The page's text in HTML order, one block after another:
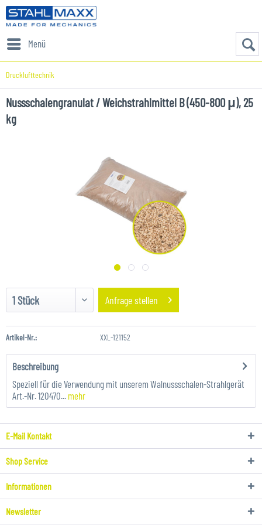
Menü
Drucklufttechnik
Nussschalengranulat / Weichstrahlmittel B (450-800 μ), 25
kg
Anfrage stellen
Artikel-Nr.: XXL-121152
Beschreibung
Speziell für die Verwendung mit unserem Walnussschalen-Strahlgerät
Art.-Nr. 120470... mehr
E-Mail Kontakt
Shop Service
Informationen
Newsletter